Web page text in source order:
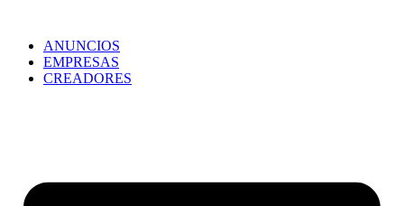
ANUNCIOS
EMPRESAS
CREADORES